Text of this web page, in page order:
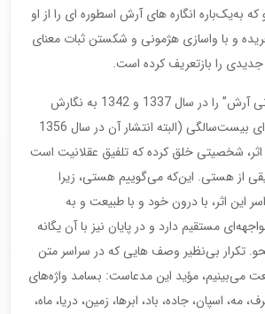
انگاره ­های آرش اسطوره ­ای را از او
و با واسازی هژمونی و شکستن ثبات معنای
جدیدی را بازتعریف کرده است.
بهرام بیضایی، “برخوانی آرش” را در سال 1337 و 1342 به نگارش
درآورده است؛ در ابتدای بیست‌سالگی (البته انتشار آن در سال 1356
شخصیتی خلق کرده که تلفیق عقلانیت است
از هستی. این‌که می‌گوییم هستی، زیرا
اثر، با درون خود و با طبیعت و به
مستقیم دارد و در پایان نیز با آن یگانه
تکرار بی‌نظیر وصف ­هایی که در سراسر متن
می‌بینیم، مؤید این مدعاست: بسامد واژه‌های
مه، اسپان، جاده، باد، ابرها، زمین، دریا، ماه،